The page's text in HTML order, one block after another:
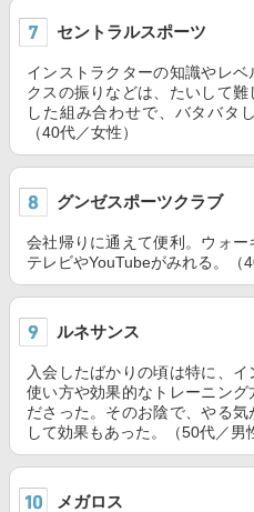
セントラルスポーツ
インストラクターの知識やレ
クスの振りなどは、たいして
した組み合わせで、バタバタ
（40代／女性）
グンゼスポーツクラブ
会社帰りに通えて便利。ウォー
テレビやYouTubeがみれる。（
ルネサンス
入会したばかりの頃は特に、
使い方や効果的なトレーニング
ださった。そのお陰で、やる
して効果もあった。（50代／男
メガロス